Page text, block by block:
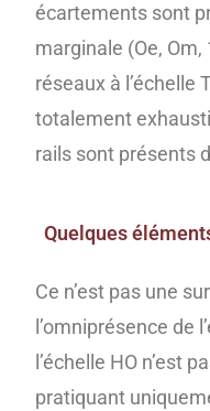
écartements sont
marginale (Oe,
réseaux à l’échelle
totalement
rails sont présents
Quelques
Ce n’est pas une
l’omniprésence de
l’échelle HO n’est
pratiquant